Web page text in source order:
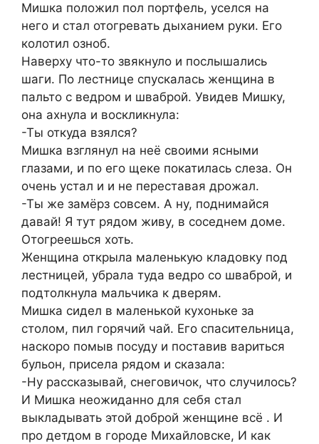
Мишка положил пол портфель, уселся на
него и стал отогревать дыханием руки. Его
колотил озноб.
Наверху что-то звякнуло и послышались
шаги. По лестнице спускалась женщина в
пальто с ведром и шваброй. Увидев Мишку,
она ахнула и воскликнула:
-Ты откуда взялся?
Мишка взглянул на неё своими ясными
глазами, и по его щеке покатилась слеза. Он
очень устал и и не переставая дрожал.
-Ты же замёрз совсем. А ну, поднимайся
давай! Я тут рядом живу, в соседнем доме.
Отогреешься хоть.
Женщина открыла маленькую кладовку под
лестницей, убрала туда ведро со шваброй, и
подтолкнула мальчика к дверям.
Мишка сидел в маленькой кухоньке за
столом, пил горячий чай. Его спасительница,
наскоро помыв посуду и поставив вариться
бульон, присела рядом и сказала:
-Ну рассказывай, снеговичок, что случилось?
И Мишка неожиданно для себя стал
выкладывать этой доброй женщине всё . И
про детдом в городе Михайловске, И как